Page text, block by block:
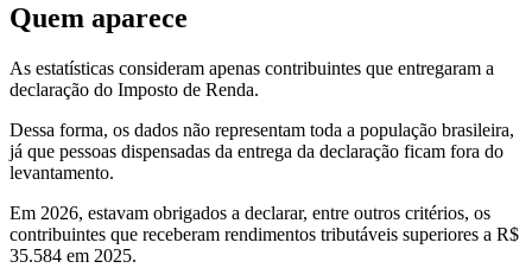
Quem aparece
As estatísticas consideram apenas contribuintes que entregaram a
declaração do Imposto de Renda.
Dessa forma, os dados não representam toda a população brasileira,
já que pessoas dispensadas da entrega da declaração ficam fora do
levantamento.
Em 2026, estavam obrigados a declarar, entre outros critérios, os
contribuintes que receberam rendimentos tributáveis superiores a R$
35.584 em 2025.